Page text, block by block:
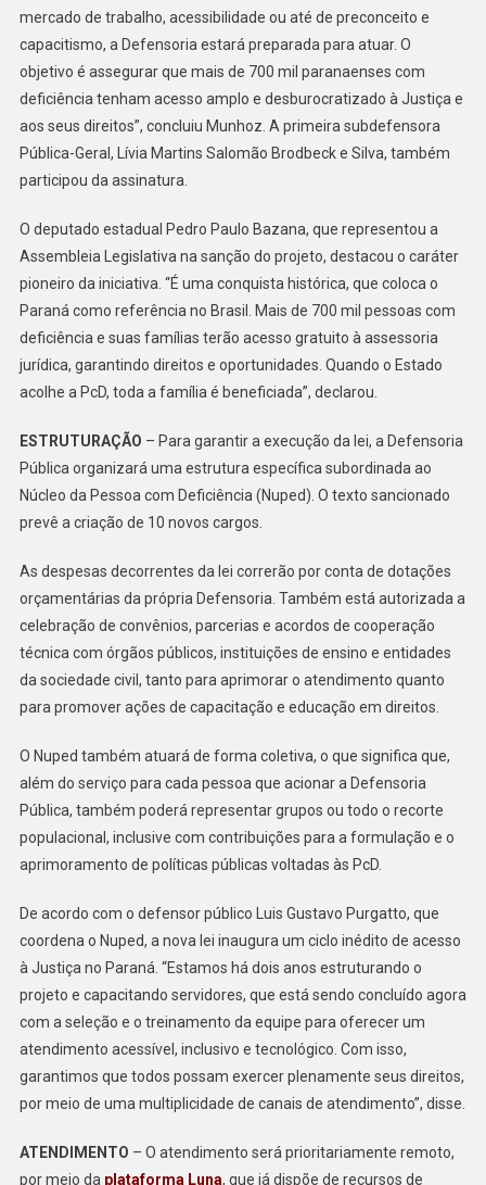
mercado de trabalho, acessibilidade ou até de preconceito e
capacitismo, a Defensoria estará preparada para atuar. O
objetivo é assegurar que mais de 700 mil paranaenses com
deficiência tenham acesso amplo e desburocratizado à Justiça e
aos seus direitos”, concluiu Munhoz. A primeira subdefensora
Pública-Geral, Lívia Martins Salomão Brodbeck e Silva, também
participou da assinatura.
O deputado estadual Pedro Paulo Bazana, que representou a
Assembleia Legislativa na sanção do projeto, destacou o caráter
pioneiro da iniciativa. “É uma conquista histórica, que coloca o
Paraná como referência no Brasil. Mais de 700 mil pessoas com
deficiência e suas famílias terão acesso gratuito à assessoria
jurídica, garantindo direitos e oportunidades. Quando o Estado
acolhe a PcD, toda a família é beneficiada”, declarou.
ESTRUTURAÇÃO – Para garantir a execução da lei, a Defensoria
Pública organizará uma estrutura específica subordinada ao
Núcleo da Pessoa com Deficiência (Nuped). O texto sancionado
prevê a criação de 10 novos cargos.
As despesas decorrentes da lei correrão por conta de dotações
orçamentárias da própria Defensoria. Também está autorizada a
celebração de convênios, parcerias e acordos de cooperação
técnica com órgãos públicos, instituições de ensino e entidades
da sociedade civil, tanto para aprimorar o atendimento quanto
para promover ações de capacitação e educação em direitos.
O Nuped também atuará de forma coletiva, o que significa que,
além do serviço para cada pessoa que acionar a Defensoria
Pública, também poderá representar grupos ou todo o recorte
populacional, inclusive com contribuições para a formulação e o
aprimoramento de políticas públicas voltadas às PcD.
De acordo com o defensor público Luis Gustavo Purgatto, que
coordena o Nuped, a nova lei inaugura um ciclo inédito de acesso
à Justiça no Paraná. “Estamos há dois anos estruturando o
projeto e capacitando servidores, que está sendo concluído agora
com a seleção e o treinamento da equipe para oferecer um
atendimento acessível, inclusivo e tecnológico. Com isso,
garantimos que todos possam exercer plenamente seus direitos,
por meio de uma multiplicidade de canais de atendimento”, disse.
ATENDIMENTO – O atendimento será prioritariamente remoto,
por meio da plataforma Luna, que já dispõe de recursos de